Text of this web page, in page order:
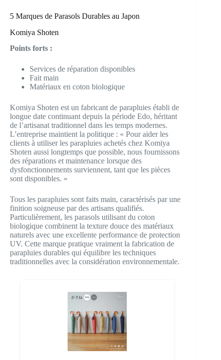
5 Marques de Parasols Durables au Japon
Komiya Shoten
Points forts :
Services de réparation disponibles
Fait main
Matériaux en coton biologique
Komiya Shoten est un fabricant de parapluies établi de
longue date continuant depuis la période Edo, héritant
de l’artisanat traditionnel dans les temps modernes.
L’entreprise maintient la politique : « Pour aider les
clients à utiliser les parapluies achetés chez Komiya
Shoten aussi longtemps que possible, nous fournissons
des réparations et maintenance lorsque des
dysfonctionnements surviennent, tant que les pièces
sont disponibles. »
Tous les parapluies sont faits main, caractérisés par une
finition soigneuse par des artisans qualifiés.
Particulièrement, les parasols utilisant du coton
biologique combinent la texture douce des matériaux
naturels avec une excellente performance de protection
UV. Cette marque pratique vraiment la fabrication de
parapluies durables qui équilibre les techniques
traditionnelles avec la considération environnementale.